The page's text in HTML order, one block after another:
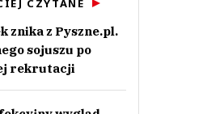
CZYTANE
znika z Pyszne.pl.
sojuszu po
rekrutacji